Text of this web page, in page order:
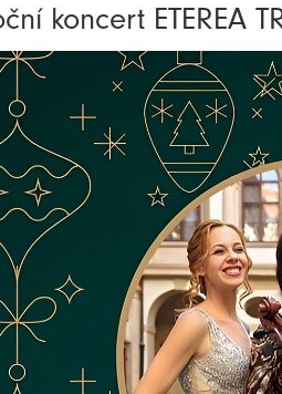
koncert ETEREA